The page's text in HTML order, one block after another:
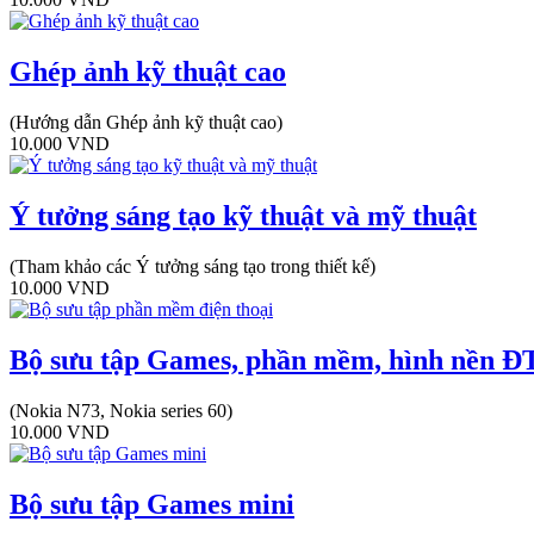
Ghép ảnh kỹ thuật cao
(Hướng dẫn Ghép ảnh kỹ thuật cao)
10.000 VND
Ý tưởng sáng tạo kỹ thuật và mỹ thuật
(Tham khảo các Ý tưởng sáng tạo trong thiết kế)
10.000 VND
Bộ sưu tập Games, phần mềm, hình nền
(Nokia N73, Nokia series 60)
10.000 VND
Bộ sưu tập Games mini